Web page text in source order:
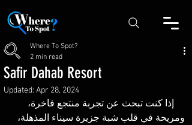
Safir Dahab Resort
Where To Spot?
2 min read
Updated: Apr 28, 2024
إذا كنت تبحث عن تجربة منتجع فاخرة،
ومريحة في قلب شبة جزيرة سيناء المذهلة،